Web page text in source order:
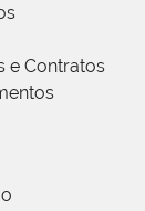
e Contratos